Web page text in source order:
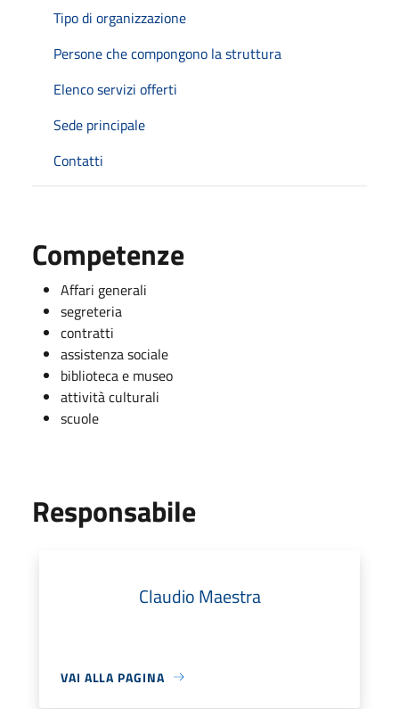
Tipo di organizzazione
Persone che compongono la struttura
Elenco servizi offerti
Sede principale
Contatti
Competenze
Affari generali
segreteria
contratti
assistenza sociale
biblioteca e museo
attività culturali
scuole
Responsabile
Claudio Maestra
VAI ALLA PAGINA